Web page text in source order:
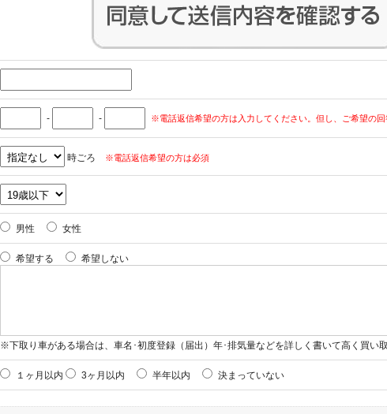
- - ※電話返信希望の方は入力してください。但し、ご希望の回
時ごろ ※電話返信希望の方は必須
男性 女性
希望する 希望しない
※下取り車がある場合は、車名･初度登録（届出）年･排気量などを詳しく書いて高く買い
１ヶ月以内 3ヶ月以内 半年以内 決まっていない